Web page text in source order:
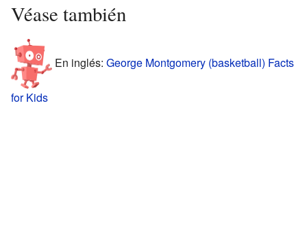
Véase también
En inglés: George Montgomery (basketball) Facts
for Kids